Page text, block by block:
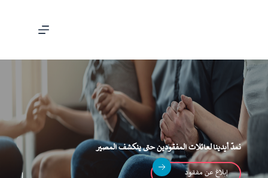
نمدّ أيدينا لعائلات المفقودين حتى ينكشف المصير​
إبلاغ عن مفقود